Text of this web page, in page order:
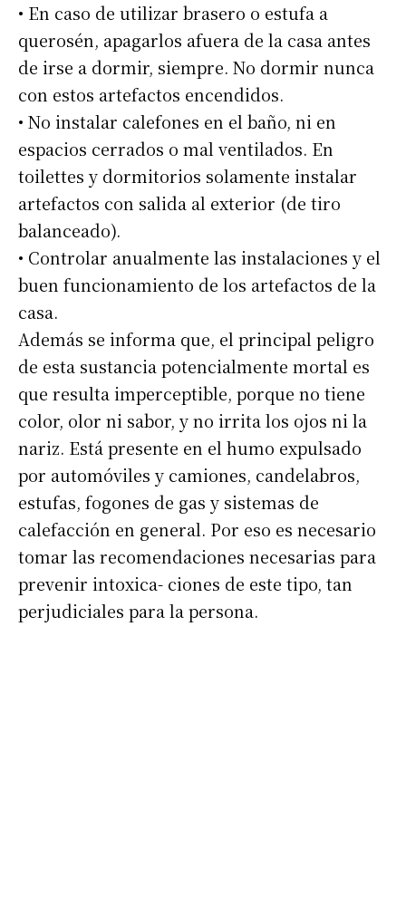
• En caso de utilizar brasero o estufa a
querosén, apagarlos afuera de la casa antes
de irse a dormir, siempre. No dormir nunca
con estos artefactos encendidos.
• No instalar calefones en el baño, ni en
espacios cerrados o mal ventilados. En
toilettes y dormitorios solamente instalar
artefactos con salida al exterior (de tiro
balanceado).
• Controlar anualmente las instalaciones y el
buen funcionamiento de los artefactos de la
casa.
Además se informa que, el principal peligro
de esta sustancia potencialmente mortal es
que resulta imperceptible, porque no tiene
color, olor ni sabor, y no irrita los ojos ni la
nariz. Está presente en el humo expulsado
por automóviles y camiones, candelabros,
estufas, fogones de gas y sistemas de
calefacción en general. Por eso es necesario
tomar las recomendaciones necesarias para
prevenir intoxica- ciones de este tipo, tan
perjudiciales para la persona.